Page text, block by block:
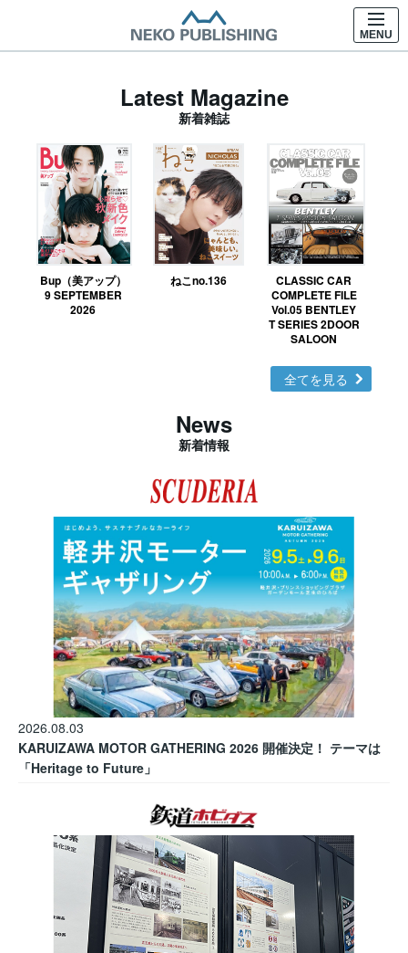
MENU
Latest Magazine
新着雑誌
Bup（美アップ）
9 SEPTEMBER
2026
ねこno.136
CLASSIC CAR
COMPLETE FILE
Vol.05 BENTLEY
T SERIES 2DOOR
SALOON
全てを見る
News
新着情報
2026.08.03
KARUIZAWA MOTOR GATHERING 2026 開催決定！ テーマは
「Heritage to Future」